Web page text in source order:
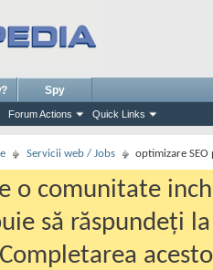
Forum Actions Quick Links
Spy
Servicii web / Jobs optimizare
o comunitate
să răspundeți